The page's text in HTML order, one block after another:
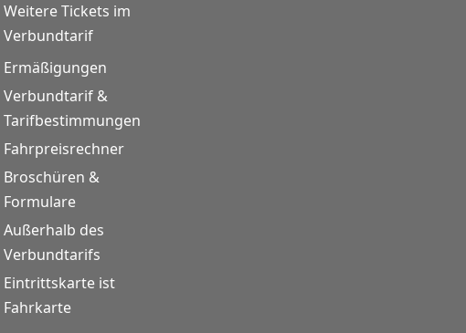
Weitere Tickets im
Verbundtarif
Ermäßigungen
Verbundtarif &
Tarifbestimmungen
Fahrpreisrechner
Broschüren &
Formulare
Außerhalb des
Verbundtarifs
Eintrittskarte ist
Fahrkarte